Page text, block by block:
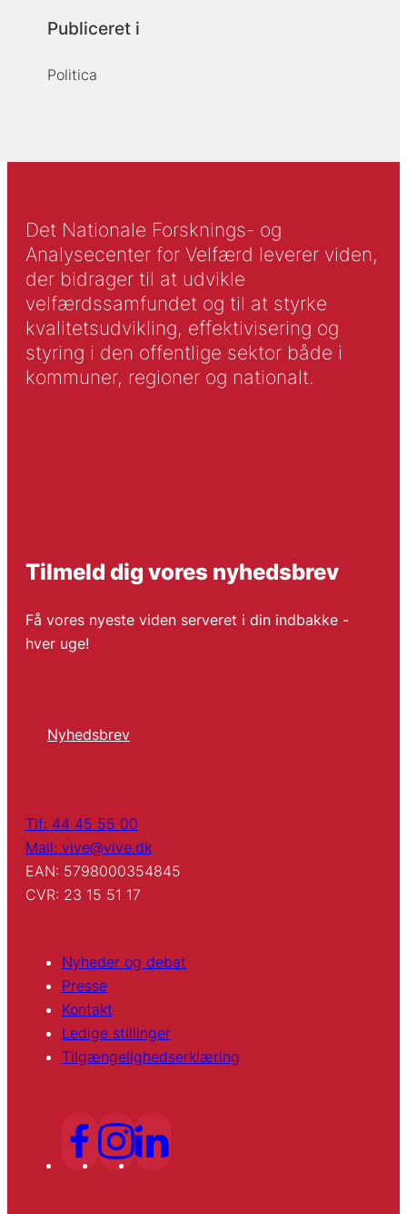
Publiceret i
Politica
Det Nationale Forsknings- og
Analysecenter for Velfærd leverer viden,
der bidrager til at udvikle
velfærdssamfundet og til at styrke
kvalitetsudvikling, effektivisering og
styring i den offentlige sektor både i
kommuner, regioner og nationalt.
Tilmeld dig vores nyhedsbrev
Få vores nyeste viden serveret i din indbakke -
hver uge!
Nyhedsbrev
Tlf: 44 45 55 00
Mail: vive@vive.dk
EAN: 5798000354845
CVR: 23 15 51 17
Nyheder og debat
Presse
Kontakt
Ledige stillinger
Tilgængelighedserklæring